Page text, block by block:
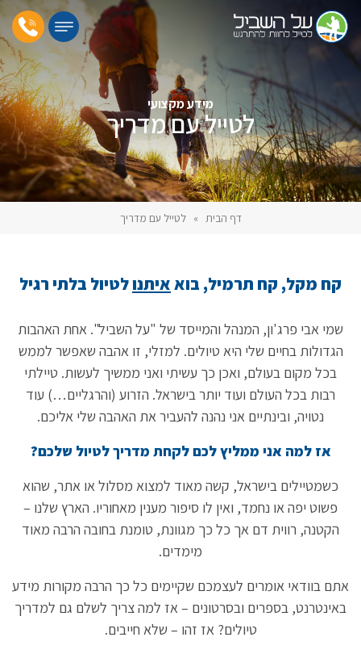
מידע מקצועי
לטייל עם מדריך
דף הבית »לטייל עם מדריך
קח מקל, קח תרמיל, בואאיתנולטיול בלתי רגיל
שמי אבי פרג'ון, המנהל והמייסד של "על השביל". אחת האהבות
הגדולות בחיים שלי היא טיולים. למזלי, זו אהבה שאפשר לממש
בכל מקום בעולם, ואכן כך עשיתי ואני ממשיך לעשות. טיילתי
רבות בכל העולם ועוד יותר בישראל. הזרוע (והרגליים…) עוד
נטויה, ובינתיים אני נהנה להעביר את האהבה שלי אליכם.
אז למה אני ממליץ לכם לקחת מדריך לטיול שלכם?
כשמטיילים בישראל, קשה מאוד למצוא מסלול או אתר, שהוא
פשוט יפה או נחמד, ואין לו סיפור מענין מאחוריו. הארץ שלנו –
הקטנה, רווית דם אך כל כך מגוונת, טומנת בחובה הרבה מאוד
מימדים.
אתם בוודאי אומרים לעצמכם שקיימים כל כך הרבה מקורות מידע
באינטרנט, בספרים ובסרטונים – אז למה צריך לשלם גם למדריך
טיולים? אז זהו – שלא חייבים.